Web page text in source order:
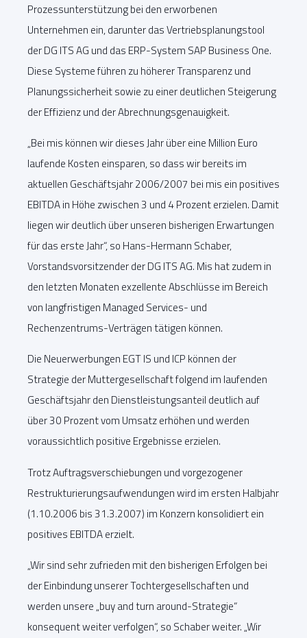
Prozessunterstützung bei den erworbenen
Unternehmen ein, darunter das Vertriebsplanungstool
der DG ITS AG und das ERP-System SAP Business One.
Diese Systeme führen zu höherer Transparenz und
Planungssicherheit sowie zu einer deutlichen Steigerung
der Effizienz und der Abrechnungsgenauigkeit.
„Bei mis können wir dieses Jahr über eine Million Euro
laufende Kosten einsparen, so dass wir bereits im
aktuellen Geschäftsjahr 2006/2007 bei mis ein positives
EBITDA in Höhe zwischen 3 und 4 Prozent erzielen. Damit
liegen wir deutlich über unseren bisherigen Erwartungen
für das erste Jahr“, so Hans-Hermann Schaber,
Vorstandsvorsitzender der DG ITS AG. Mis hat zudem in
den letzten Monaten exzellente Abschlüsse im Bereich
von langfristigen Managed Services- und
Rechenzentrums-Verträgen tätigen können.
Die Neuerwerbungen EGT IS und ICP können der
Strategie der Muttergesellschaft folgend im laufenden
Geschäftsjahr den Dienstleistungsanteil deutlich auf
über 30 Prozent vom Umsatz erhöhen und werden
voraussichtlich positive Ergebnisse erzielen.
Trotz Auftragsverschiebungen und vorgezogener
Restrukturierungsaufwendungen wird im ersten Halbjahr
(1.10.2006 bis 31.3.2007) im Konzern konsolidiert ein
positives EBITDA erzielt.
„Wir sind sehr zufrieden mit den bisherigen Erfolgen bei
der Einbindung unserer Tochtergesellschaften und
werden unsere „buy and turn around-Strategie“
konsequent weiter verfolgen“, so Schaber weiter. „Wir